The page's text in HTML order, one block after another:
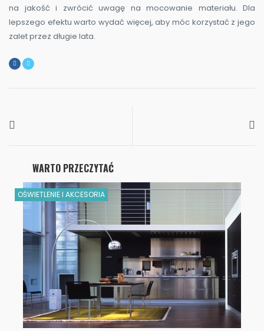
na jakość i zwrócić uwagę na mocowanie materiału. Dla
lepszego efektu warto wydać więcej, aby móc korzystać z jego
zalet przez długie lata.
WARTO PRZECZYTAĆ
OŚWIETLENIE I AKCESORIA